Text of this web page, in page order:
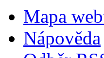
Mapa
Nápověda